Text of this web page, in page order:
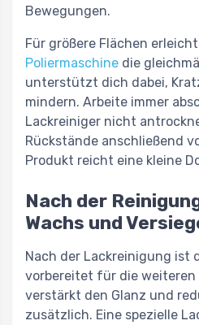
Bewegungen.
Für größere Flächen
Poliermaschine die
unterstützt dich dabei,
mindern. Arbeite immer
Lackreiniger nicht
Rückstände anschließend
Produkt reicht eine kleine
Nach der
Wachs und
Nach der Lackreinigung ist
vorbereitet für die weiteren
verstärkt den Glanz und
zusätzlich. Eine spezielle